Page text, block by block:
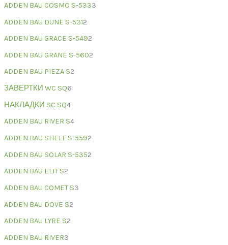
ADDEN BAU COSMO S-5333
ADDEN BAU DUNE S-5312
ADDEN BAU GRACE S-5492
ADDEN BAU GRANE S-5602
ADDEN BAU PIEZA S2
ЗАВЕРТКИ WC SQ6
НАКЛАДКИ SC SQ4
ADDEN BAU RIVER S4
ADDEN BAU SHELF S-5592
ADDEN BAU SOLAR S-5352
ADDEN BAU ELIT S2
ADDEN BAU COMET S3
ADDEN BAU DOVE S2
ADDEN BAU LYRE S2
ADDEN BAU RIVER3